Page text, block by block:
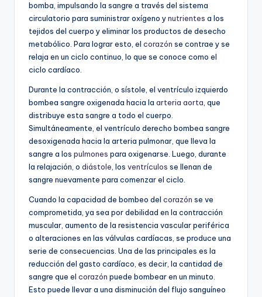
bomba, impulsando la sangre a través del sistema
circulatorio para suministrar oxígeno ynutrientes a los
tejidos del cuerpo y eliminar los productos de desecho
metabólico. Para lograr esto, el corazón se contrae y se
relaja en un ciclo continuo, lo que se conoce como el
ciclo cardíaco.
Durante la contracción, o sístole, el ventrículo izquierdo
bombea sangre oxigenada hacia la arteria aorta , que
distribuye esta sangre a todo el cuerpo.
Simultáneamente, el ventrículo derecho bombea sangre
desoxigenada hacia la arteria pulmonar, que lleva la
sangre a los pulmones para oxigenarse. Luego, durante
la relajación, o diástole , los ventrículos se llenan de
sangre nuevamente para comenzar el ciclo.
Cuando la capacidad de bombeo del corazón se ve
comprometida, ya sea por debilidad en la contracción
muscular, aumento de la resistencia vascular periférica
o alteraciones en las válvulas cardíacas, se produce una
serie de consecuencias. Una de las principales es la
reducción del gasto cardíaco, es decir, la cantidad de
sangre que el corazón puede bombear en un minuto.
Esto puede llevar a una disminución del flujo sanguíneo